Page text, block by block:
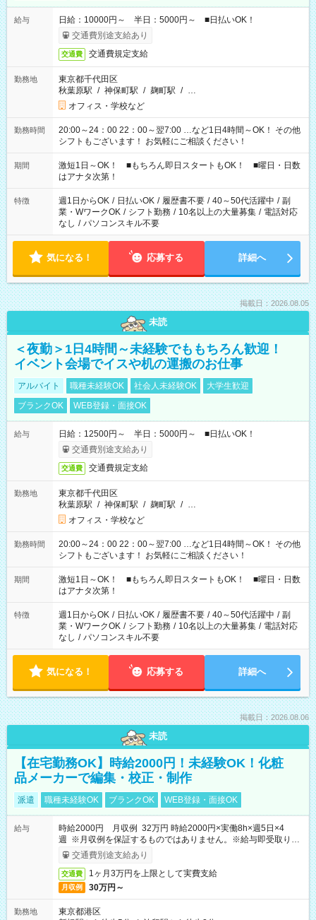
給与
日給：10000円～ 半日：5000円～ ■日払いOK！
交通費別途支給あり
交通費 交通費規定支給
勤務地
東京都千代田区
秋葉原駅 / 神保町駅 / 麹町駅 / …
オフィス・学校など
勤務時間
20:00～24：00 22：00～翌7:00 …など1日4時間～OK！ その他
シフトもございます！ お気軽にご相談ください！
期間
激短1日～OK！ ■もちろん即日スタートもOK！ ■曜日・日数
はアナタ次第！
特徴 週1日からOK / 日払いOK / 履歴書不要 / 40～50代活躍中 / 副
業・WワークOK / シフト勤務 / 10名以上の大量募集 / 電話対応
なし / パソコンスキル不要
気になる！ 応募する 詳細へ
掲載日：2026.08.05
未読
＜夜勤＞1日4時間～未経験でももちろん歓迎！
イベント会場でイスや机の運搬のお仕事
アルバイト 職種未経験OK 社会人未経験OK
大学生歓迎
ブランクOK
WEB登録・面接OK
給与
日給：12500円～ 半日：5000円～ ■日払いOK！
交通費別途支給あり
交通費 交通費規定支給
勤務地
東京都千代田区
秋葉原駅 / 神保町駅 / 麹町駅 / …
オフィス・学校など
勤務時間
20:00～24：00 22：00～翌7:00 …など1日4時間～OK！ その他
シフトもございます！ お気軽にご相談ください！
期間
激短1日～OK！ ■もちろん即日スタートもOK！ ■曜日・日数
はアナタ次第！
特徴 週1日からOK / 日払いOK / 履歴書不要 / 40～50代活躍中 / 副
業・WワークOK / シフト勤務 / 10名以上の大量募集 / 電話対応
なし / パソコンスキル不要
気になる！ 応募する 詳細へ
掲載日：2026.08.06
未読
【在宅勤務OK】時給2000円！未経験OK！化粧
品メーカーで編集・校正・制作
派遣 職種未経験OK ブランクOK WEB登録・面接OK
給与
時給2000円 月収例 32万円 時給2000円×実働8h×週5日×4
週 ※月収例を保証するものではありません。※給与即受取りサ
ービス利用可（利用条件有）
交通費別途支給あり
交通費 1ヶ月3万円を上限として実費支給
月収例 30万円～
勤務地
東京都港区